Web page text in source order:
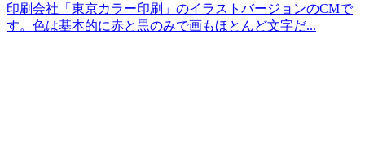
印刷会社「東京カラー印刷」のイラストバージョンのCMで
す。色は基本的に赤と黒のみで画もほとんど文字だ...